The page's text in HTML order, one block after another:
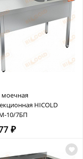
моечная
HICOLD
10/7БП
₽